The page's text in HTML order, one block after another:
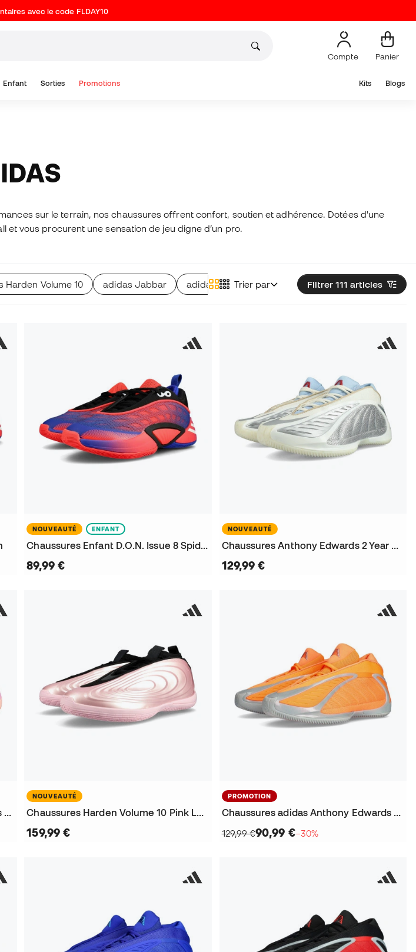
avec le code FLDAY10
Compte Panier
Enfant Sorties Promotions Kits Blogs
sur le terrain, nos chaussures offrent confort, soutien et adhérence. Dotées d'une
vous procurent une sensation de jeu digne d’un pro.
Filtrer 111 articles
Trier par
Harden Volume 10 adidas Jabbar adidas Ownthegame 3.0 Chaussures adidas
NOUVEAUTÉ ENFANT
Chaussures Enfant D.O.N. Issue 8 Spiderman
89,99 €
NOUVEAUTÉ
Chaussures Anthony Edwards 2 Year of the Horse
129,99 €
Chaussures adidas Anthony Edwards 2 Tie Dye
NOUVEAUTÉ
Chaussures Harden Volume 10 Pink Lemonade
159,99 €
PROMOTION
Chaussures adidas Anthony Edwards 2 All-Star
129,99 €90,99 €−30%